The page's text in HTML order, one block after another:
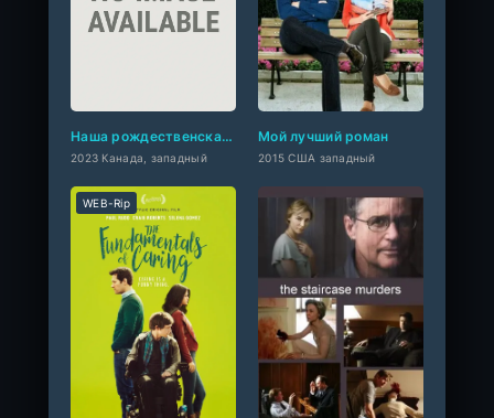
Наша рождественская фреска
2023 Канада, западный
Мой лучший роман
2015 США западный
WEB-Rip